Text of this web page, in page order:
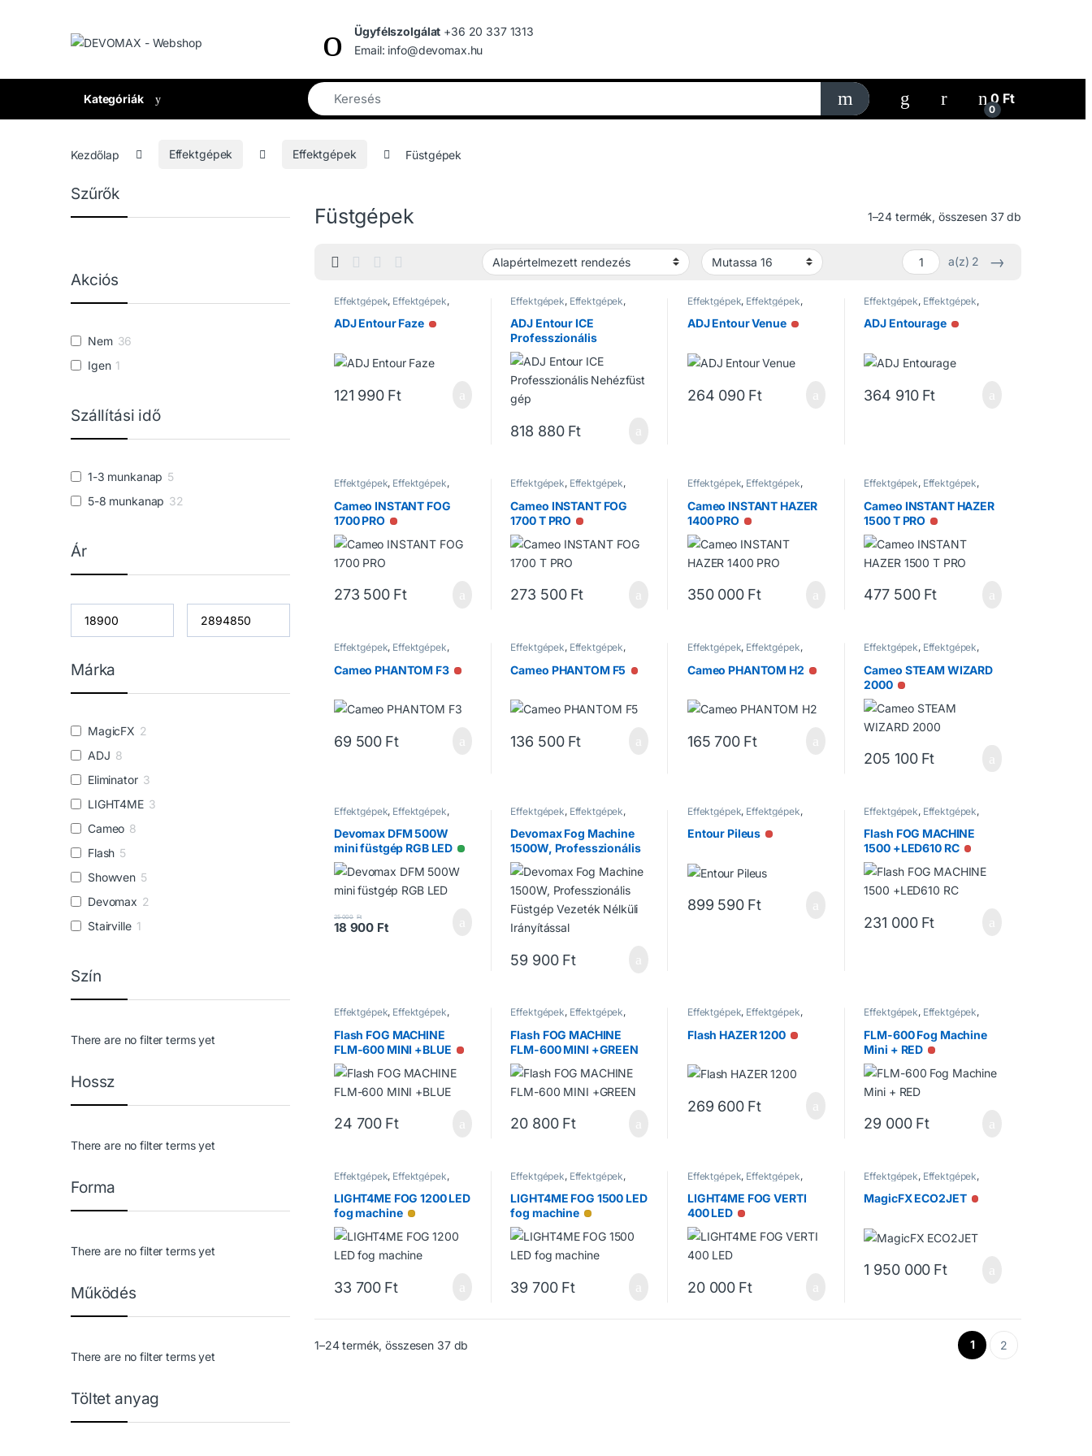
Ügyfélszolgálat +36 20 337 1313
Email: info@devomax.hu
Kategóriák My Account
0
0 Ft
Kezdőlap Effektgépek Effektgépek Füstgépek
Füstgépek 1–24 termék, összesen 37 db
a(z) 2 →
Effektgépek, Effektgépek,
ADJ Entour Faze Nincs raktáron
121 990 Ft
Effektgépek, Effektgépek,
ADJ Entour ICE
Professzionális
Nehézfüst gép
Nincs raktáron
818 880 Ft
Effektgépek, Effektgépek,
ADJ Entour Venue Nincs raktáron
264 090 Ft
Effektgépek, Effektgépek,
ADJ Entourage Nincs raktáron
364 910 Ft
Effektgépek, Effektgépek,
Füstgépek
Cameo INSTANT FOG
1700 PRO Nincs raktáron
273 500 Ft
Effektgépek, Effektgépek,
Füstgépek
Cameo INSTANT FOG
1700 T PRO Nincs raktáron
273 500 Ft
Effektgépek, Effektgépek,
Füstgépek
Cameo INSTANT HAZER
1400 PRO Nincs raktáron
350 000 Ft
Effektgépek, Effektgépek,
Füstgépek
Cameo INSTANT HAZER
1500 T PRO Nincs raktáron
477 500 Ft
Effektgépek, Effektgépek,
Füstgépek
Cameo PHANTOM F3 Nincs raktáron
69 500 Ft
Effektgépek, Effektgépek,
Füstgépek
Cameo PHANTOM F5 Nincs raktáron
136 500 Ft
Effektgépek, Effektgépek,
Füstgépek
Cameo PHANTOM H2 Nincs raktáron
165 700 Ft
Effektgépek, Effektgépek,
Füstgépek
Cameo STEAM WIZARD
2000 Nincs raktáron
205 100 Ft
Effektgépek, Effektgépek,
Füstgépek
Devomax DFM 500W
mini füstgép RGB LED Elérhető
25 000 Ft
18 900 Ft
Effektgépek, Effektgépek,
Füstgépek
Devomax Fog Machine
1500W, Professzionális
Füstgép Vezeték Nélküli
Irányítással
Nincs raktáron
59 900 Ft
Effektgépek, Effektgépek,
Füstgépek
Entour Pileus Nincs raktáron
899 590 Ft
Effektgépek, Effektgépek,
Füstgépek
Flash FOG MACHINE
1500 +LED610 RC Nincs raktáron
231 000 Ft
Effektgépek, Effektgépek,
Füstgépek
Flash FOG MACHINE
FLM-600 MINI +BLUE Nincs raktáron
24 700 Ft
Effektgépek, Effektgépek,
Füstgépek
Flash FOG MACHINE
FLM-600 MINI +GREEN
Nincs raktáron
20 800 Ft
Effektgépek, Effektgépek,
Füstgépek
Flash HAZER 1200 Nincs raktáron
269 600 Ft
Effektgépek, Effektgépek,
Füstgépek
FLM-600 Fog Machine
Mini + RED Nincs raktáron
29 000 Ft
Effektgépek, Effektgépek,
Füstgépek
LIGHT4ME FOG 1200 LED
fog machine Alacsony raktárkészlet
33 700 Ft
Effektgépek, Effektgépek,
Füstgépek
LIGHT4ME FOG 1500 LED
fog machine Alacsony raktárkészlet
39 700 Ft
Effektgépek, Effektgépek,
Füstgépek
LIGHT4ME FOG VERTI
400 LED Nincs raktáron
20 000 Ft
Effektgépek, Effektgépek,
Füstgépek
MagicFX ECO2JET Nincs raktáron
1 950 000 Ft
1–24 termék, összesen 37 db 1 2
Szűrők
Akciós
Nem 36
Igen 1
Szállítási idő
1-3 munkanap 5
5-8 munkanap 32
Ár
Márka
MagicFX 2
ADJ 8
Eliminator 3
LIGHT4ME 3
Cameo 8
Flash 5
Showven 5
Devomax 2
Stairville 1
Szín
There are no filter terms yet
Hossz
There are no filter terms yet
Forma
There are no filter terms yet
Működés
There are no filter terms yet
Töltet anyag